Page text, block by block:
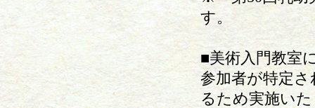
す。
■美術入門教室
参加者が特定
るため実施い